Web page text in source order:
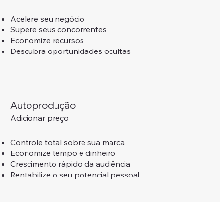
Acelere seu negócio
Supere seus concorrentes
Economize recursos
Descubra oportunidades ocultas
Autoprodução
Adicionar preço
Controle total sobre sua marca
Economize tempo e dinheiro
Crescimento rápido da audiência
Rentabilize o seu potencial pessoal